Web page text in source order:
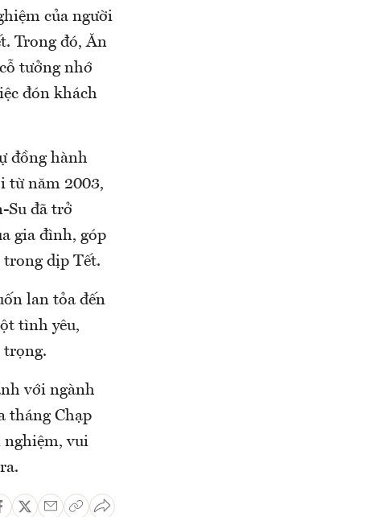
của người
Trong đó, Ăn
tưởng nhớ
đón khách
đồng hành
từ năm 2003,
Su đã trở
gia đình, góp
trong dịp Tết.
lan tỏa đến
tình yêu,
trọng.
với ngành
tháng Chạp
nghiệm, vui